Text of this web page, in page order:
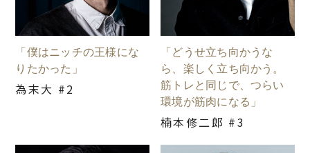
「僕はニッチの王様にな
りたかった」
為末大 #2
「どうせ立ち向かうな
ら、楽しく立ち向かう。
筋トレと同じで、つらい
環境が筋肉になる」
楠本修二郎 #3